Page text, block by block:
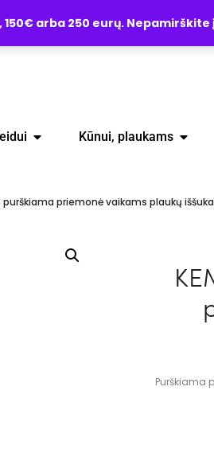
arba 250 eurų. Nepamirškite
Kūnui, plaukams
purškiama priemonė vaikams plaukų
Purškiama